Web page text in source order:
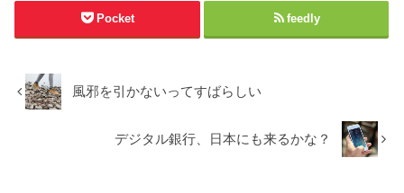
Pocket feedly
風邪を引かないってすばらしい
デジタル銀行、日本にも来るかな？